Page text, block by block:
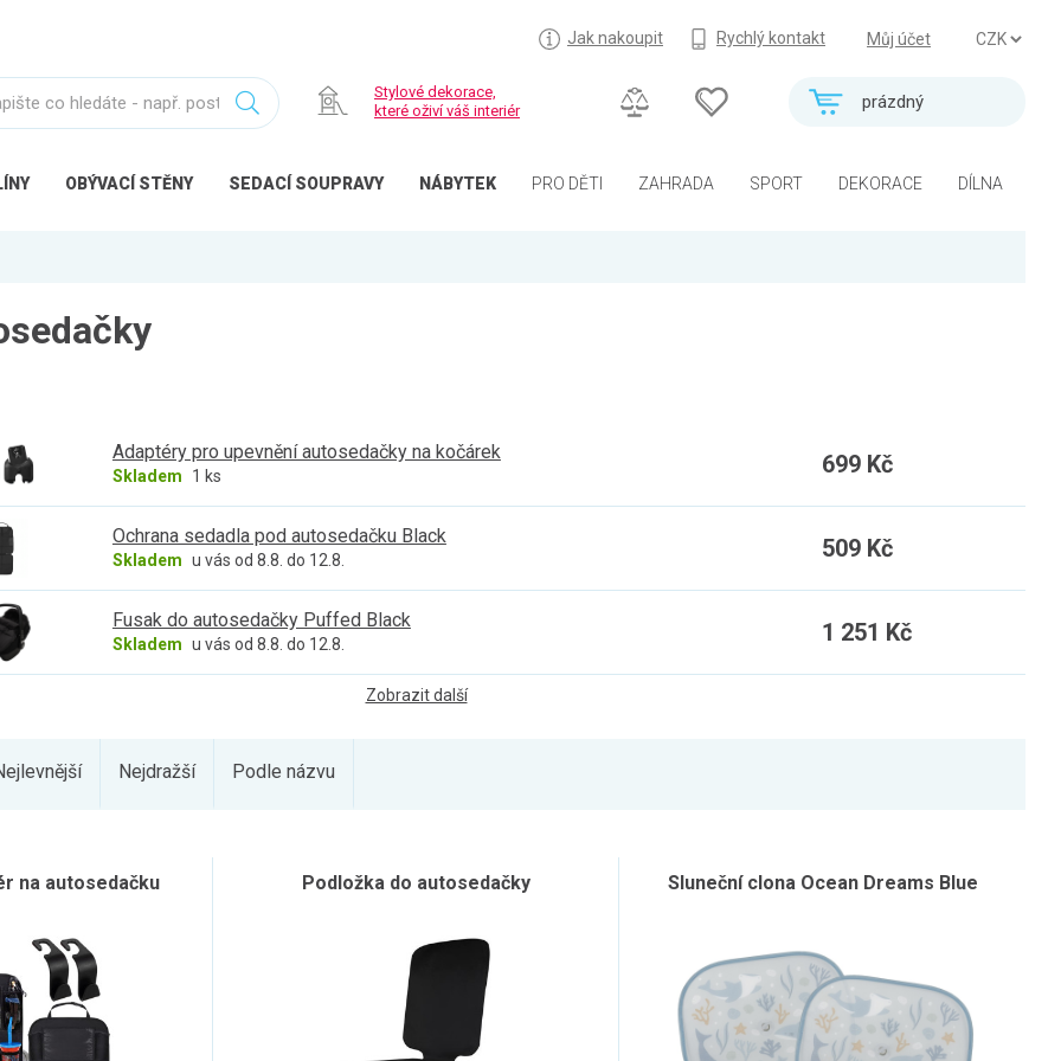
Můj účet
Jak nakoupit Rychlý kontakt
prázdný
Stylové dekorace,
které oživí váš interiér
OBÝVACÍ STĚNY SEDACÍ SOUPRAVY NÁBYTEK PRO DĚTI ZAHRADA SPORT DEKORACE DÍLNA
Adaptéry pro upevnění autosedačky na kočárek
Skladem 1 ks 699 Kč
Ochrana sedadla pod autosedačku Black
Skladem u vás od 8.8. do 12.8. 509 Kč
Fusak do autosedačky Puffed Black
Skladem u vás od 8.8. do 12.8. 1 251 Kč
Zobrazit další
Nejdražší Podle názvu
na autosedačku Podložka do autosedačky Sluneční clona Ocean Dreams Blue